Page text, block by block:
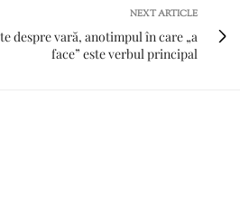
NEXT ARTICLE
despre vară, anotimpul în care „a
face” este verbul principal